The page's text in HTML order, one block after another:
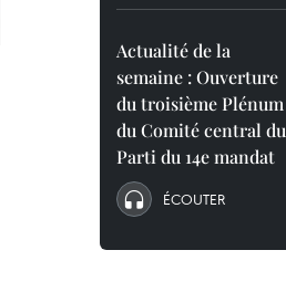
Actualité de la
semaine : Ouverture
du troisième Plénum
du Comité central du
Parti du 14e mandat
ÉCOUTER